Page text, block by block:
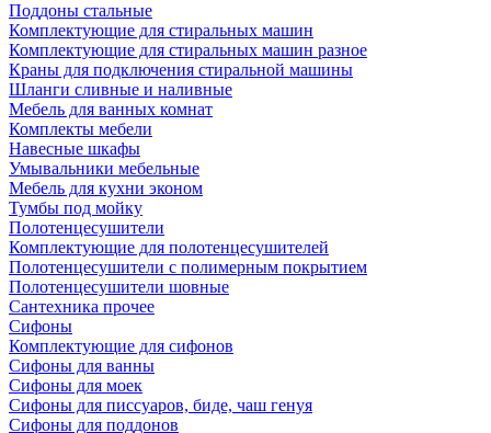
Поддоны стальные
Комплектующие для стиральных машин
Комплектующие для стиральных машин разное
Краны для подключения стиральной машины
Шланги сливные и наливные
Мебель для ванных комнат
Комплекты мебели
Навесные шкафы
Умывальники мебельные
Мебель для кухни эконом
Тумбы под мойку
Полотенцесушители
Комплектующие для полотенцесушителей
Полотенцесушители с полимерным покрытием
Полотенцесушители шовные
Сантехника прочее
Сифоны
Комплектующие для сифонов
Сифоны для ванны
Сифоны для моек
Сифоны для писсуаров, биде, чаш генуя
Сифоны для поддонов